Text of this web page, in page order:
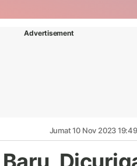
Advertisement
Jumat 10 Nov 2023